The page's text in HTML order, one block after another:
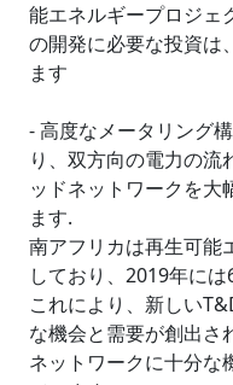
能エネルギープロジェ
の開発に必要な投資は
ます
- 高度なメータリング
り、双方向の電力の流
ッドネットワークを大
ます.
南アフリカは再生可能
しており、2019年には
これにより、新しい
な機会と需要が創出さ
ネットワークに十分な